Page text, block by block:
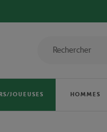
JOUEUSES HOMMES